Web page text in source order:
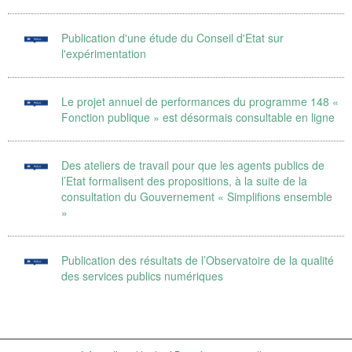
Publication d'une étude du Conseil d'Etat sur
l'expérimentation
Le projet annuel de performances du programme 148 «
Fonction publique » est désormais consultable en ligne
Des ateliers de travail pour que les agents publics de
l’Etat formalisent des propositions, à la suite de la
consultation du Gouvernement « Simplifions ensemble
»
Publication des résultats de l’Observatoire de la qualité
des services publics numériques